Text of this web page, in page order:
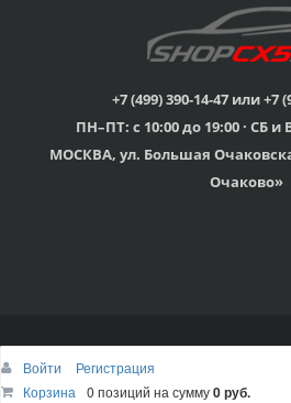
Вы можете выбрать
наиболее удобный
для Вас
Скидки
членам клуба и
обладателям клубных
Корзина 0 позиций на сумму0 руб.
+7 (499) 390-14-47 или +7
ПН–ПТ: с 10:00 до 19:00 · СБ и
МОСКВА, ул. Большая
Очаково»
© 2015г-2025г., Клубный
Войти
Регистрация
Корзина
0 позиций на сумму0 руб.